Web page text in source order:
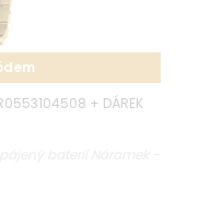
+ DÁREK